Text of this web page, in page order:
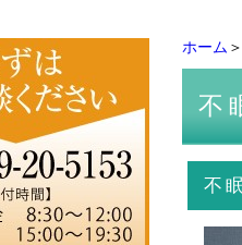
ホーム ＞
不
不